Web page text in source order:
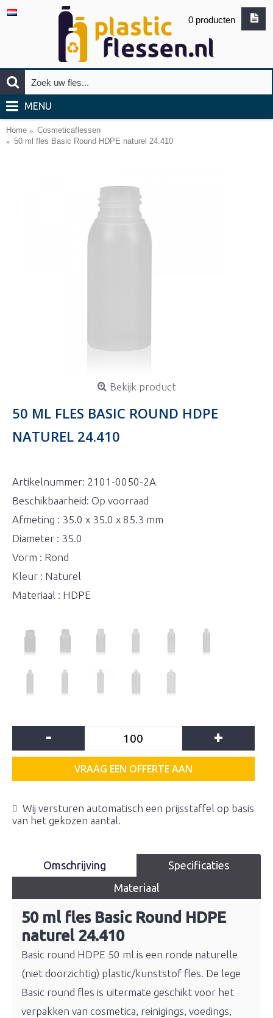
0 producten
MENU
Home
Cosmeticaflessen
50 ml fles Basic Round HDPE naturel 24.410
Bekijk product
50 ML FLES BASIC ROUND HDPE
NATUREL 24.410
Artikelnummer: 2101-0050-2A
Beschikbaarheid: Op voorraad
Afmeting : 35.0 x 35.0 x 85.3 mm
Diameter : 35.0
Vorm : Rond
Kleur : Naturel
Materiaal : HDPE
- +
VRAAG EEN OFFERTE AAN
Wij versturen automatisch een prijsstaffel op basis
van het gekozen aantal.
Omschrijving
Specificaties
Materiaal
50 ml fles Basic Round HDPE
naturel 24.410
Basic round HDPE 50 ml is een ronde naturelle
(niet doorzichtig) plastic/kunststof fles. De lege
Basic round fles is uitermate geschikt voor het
verpakken van cosmetica, reinigings, voedings,